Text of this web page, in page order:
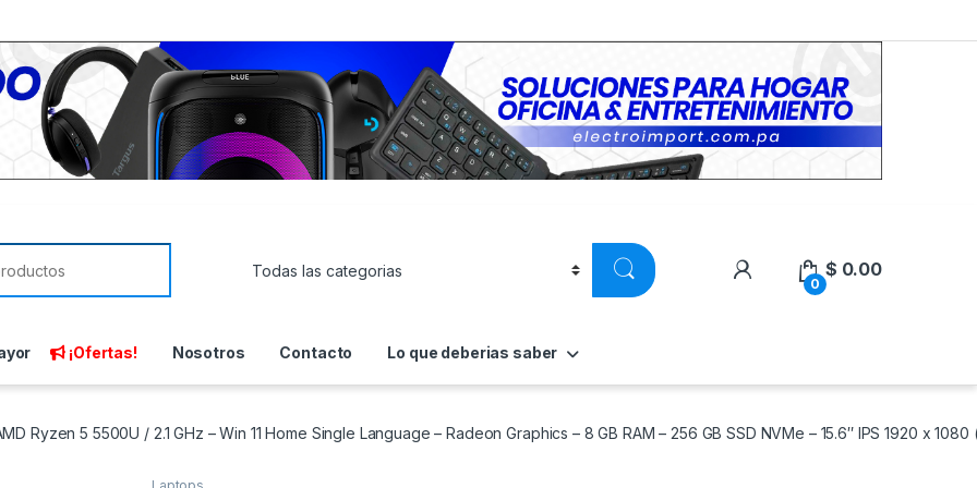
0
$ 0.00
¡Ofertas! Nosotros Contacto Lo que deberias saber
Ryzen 5 5500U / 2.1 GHz – Win 11 Home Single Language – Radeon Graphics – 8 GB RAM – 256 GB SSD NVMe – 15.6″ IPS 1920 x